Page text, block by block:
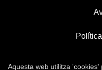
Aquesta web utilitza